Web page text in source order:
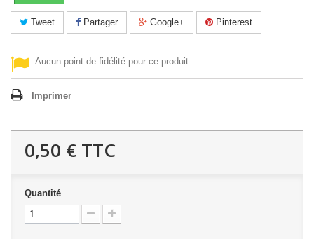
Tweet Partager Google+ Pinterest
Aucun point de fidélité pour ce produit.
Imprimer
0,50 € TTC
Quantité